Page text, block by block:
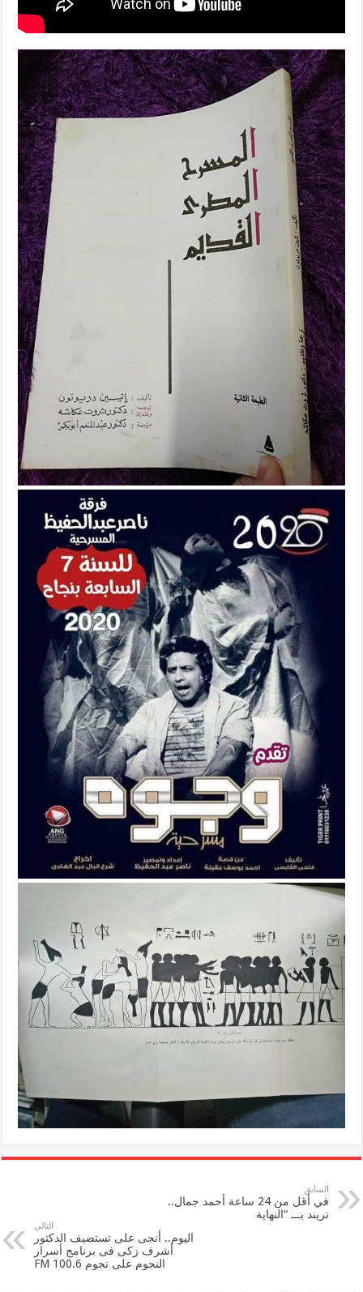
السابق
في أقل من 24 ساعة أحمد جمال..
تريند بـــ “النهاية
التالي
اليوم.. أنجى على تستضيف الدكتور
أشرف زكى فى برنامج أسرار
النجوم على نجوم FM 100.6